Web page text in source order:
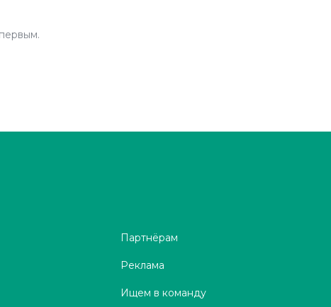
Партнёрам
Реклама
Ищем в команду